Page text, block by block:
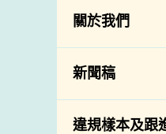
食物警報 /
警報
活動
關於我們
組織結構
介紹短片
新聞稿
違規樣本及跟